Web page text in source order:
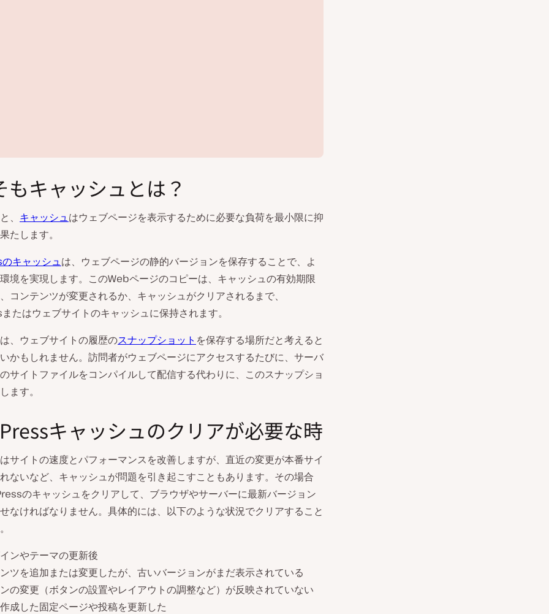
動
画
を
生
もキャッシュとは？
、 キャッシュはウェブページを表示するために必要な負荷を最小限に抑
たします。
キャッシュは、ウェブページの静的バージョンを保存することで、よ
境を実現します。このWebページのコピーは、キャッシュの有効期限
コンテンツが変更されるか、キャッシュがクリアされるまで、
たはウェブサイトのキャッシュに保持されます。
、ウェブサイトの履歴のスナップショット を保存する場所だと考えると
かもしれません。訪問者がウェブページにアクセスするたびに、サーバ
サイトファイルをコンパイルして配信する代わりに、このスナップショ
ます。
キャッシュのクリアが必要な時
サイトの速度とパフォーマンスを改善しますが、直近の変更が本番サイ
ないなど、キャッシュが問題を引き起こすこともあります。その場合
のキャッシュをクリアして、ブラウザやサーバーに最新バージョン
なければなりません。具体的には、以下のような状況でクリアすること
ンやテーマの更新後
ツを追加または変更したが、古いバージョンがまだ表示されている
の変更（ボタンの設置やレイアウトの調整など）が反映されていない
成した固定ページや投稿を更新した